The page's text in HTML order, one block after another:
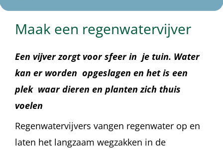
Maak een regenwatervijver
Een vijver zorgt voor sfeer in je tuin. Water
kan er worden opgeslagen en het is een
plek waar dieren en planten zich thuis
voelen
Regenwatervijvers vangen regenwater op en
laten het langzaam wegzakken in de